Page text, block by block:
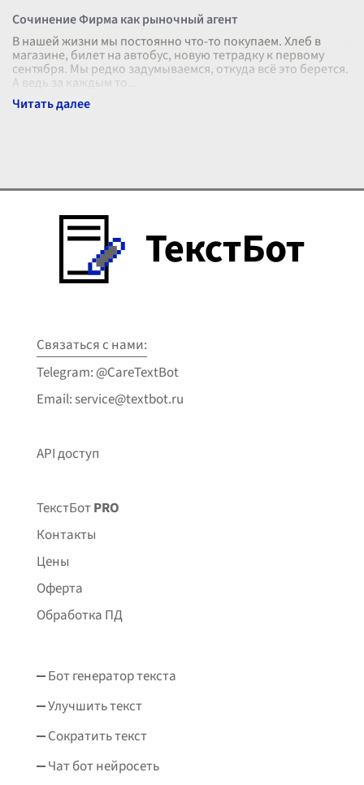
Сочинение Фирма как рыночный агент
В нашей жизни мы постоянно что-то покупаем. Хлеб в
магазине, билет на автобус, новую тетрадку к первому
сентября. Мы редко задумываемся, откуда всё это берется.
А ведь за каждым то
Связаться с нами:
Telegram: @CareTextBot
Email: service@textbot.ru
API доступ
ТекстБотPRO
Контакты
Цены
Оферта
Обработка ПД
Бот генератор текста
Улучшить текст
Сократить текст
Чат бот нейросеть